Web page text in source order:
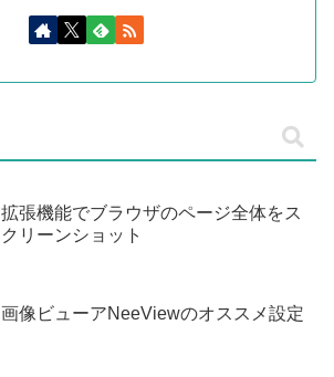
拡張機能でブラウザのページ全体をス
クリーンショット
画像ビューアNeeViewのオススメ設定